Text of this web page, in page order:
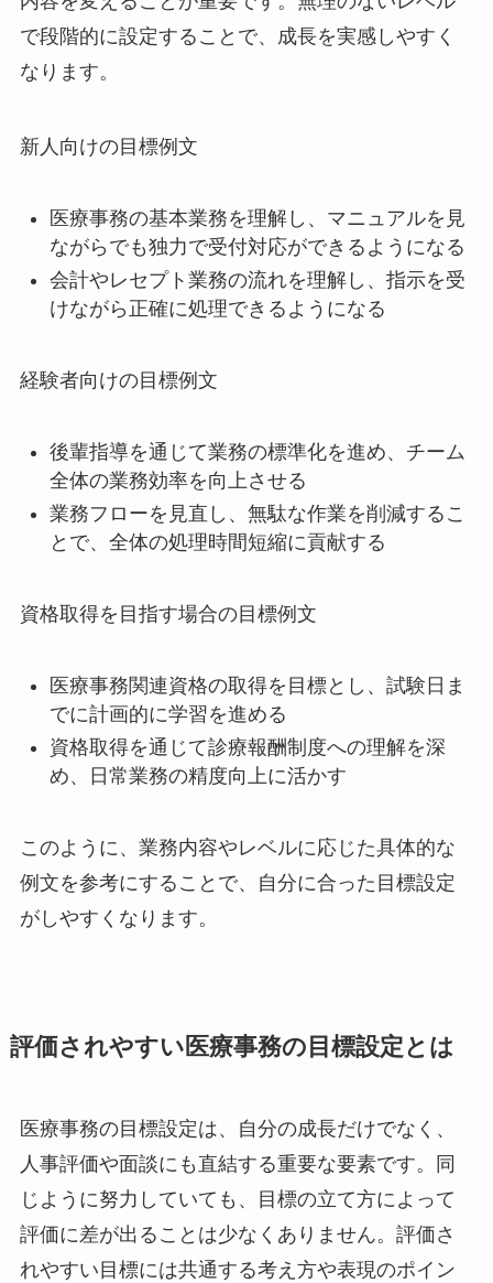
で段階的に設定することで、成長を実感しやすく
なります。
新人向けの目標例文
医療事務の基本業務を理解し、マニュアルを見
ながらでも独力で受付対応ができるようになる
会計やレセプト業務の流れを理解し、指示を受
けながら正確に処理できるようになる
経験者向けの目標例文
後輩指導を通じて業務の標準化を進め、チーム
全体の業務効率を向上させる
業務フローを見直し、無駄な作業を削減するこ
とで、全体の処理時間短縮に貢献する
資格取得を目指す場合の目標例文
医療事務関連資格の取得を目標とし、試験日ま
でに計画的に学習を進める
資格取得を通じて診療報酬制度への理解を深
め、日常業務の精度向上に活かす
このように、業務内容やレベルに応じた具体的な
例文を参考にすることで、自分に合った目標設定
がしやすくなります。
評価されやすい医療事務の目標設定とは
医療事務の目標設定は、自分の成長だけでなく、
人事評価や面談にも直結する重要な要素です。同
じように努力していても、目標の立て方によって
評価に差が出ることは少なくありません。評価さ
れやすい目標には共通する考え方や表現のポイン